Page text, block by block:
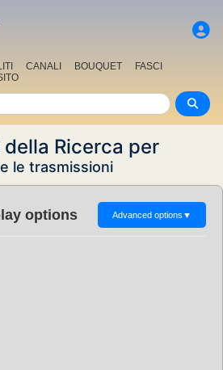
CANALI BOUQUET
FASCI
Ricerca per
le trasmissioni
options Advanced options ▼